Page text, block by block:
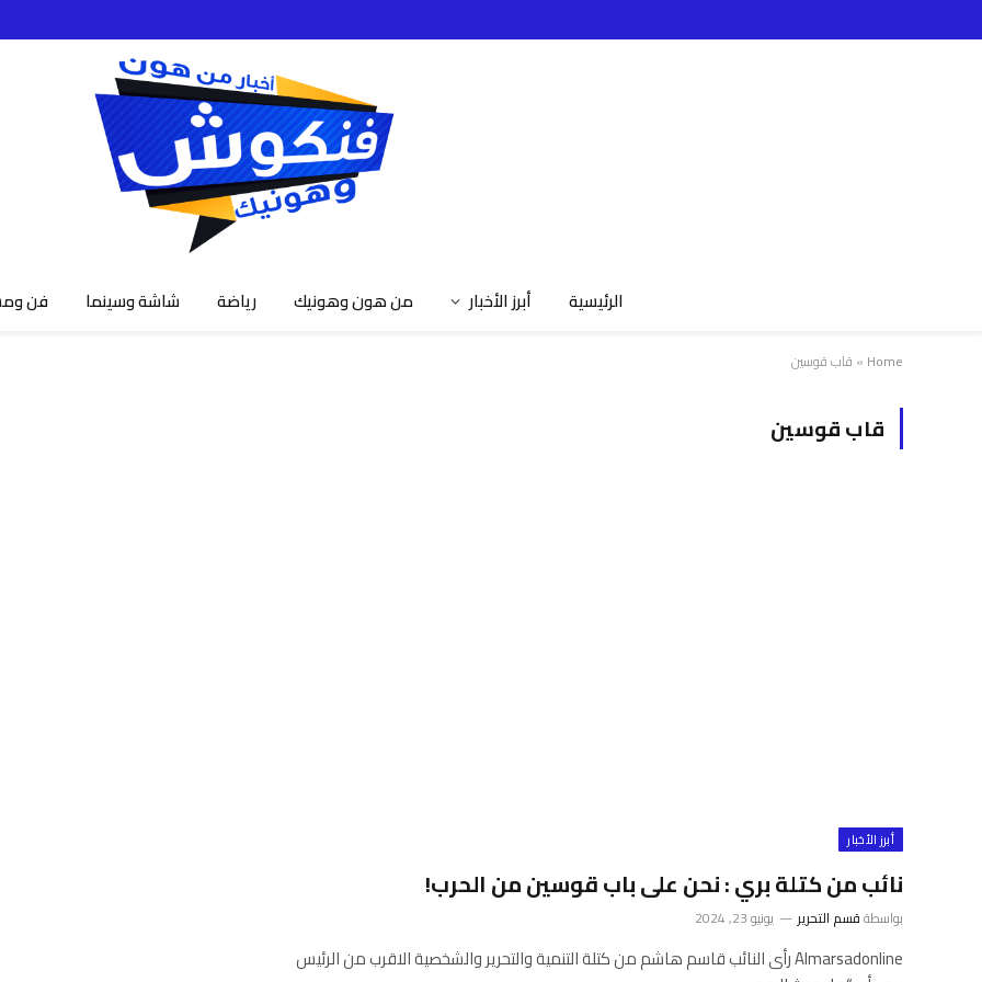
الرئيسية أبرز الأخبار من هون وهونيك رياضة شاشة وسينما فن
Home
» قاب قوسين
قاب قوسين
أبرز الأخبار
نائب من كتلة بري : نحن على باب قوسين من الحرب!
بواسطةقسم التحرير يونيو 23, 2024
Almarsadonline رأى النائب قاسم هاشم من كتلة التنمية والتحرير والشخصية الاقرب من الرئيس